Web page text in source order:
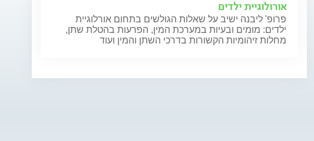
אורולוגיית ילדים
פרופ' ליבנה ישיב על שאלות הגולשים בתחום אורלוגיית
ילדים: מומים ובעיות במערכת המין, הפרעות בהטלת שתן,
מחלות זיהומיות הקשורות בדרכי השתן והמין ועוד